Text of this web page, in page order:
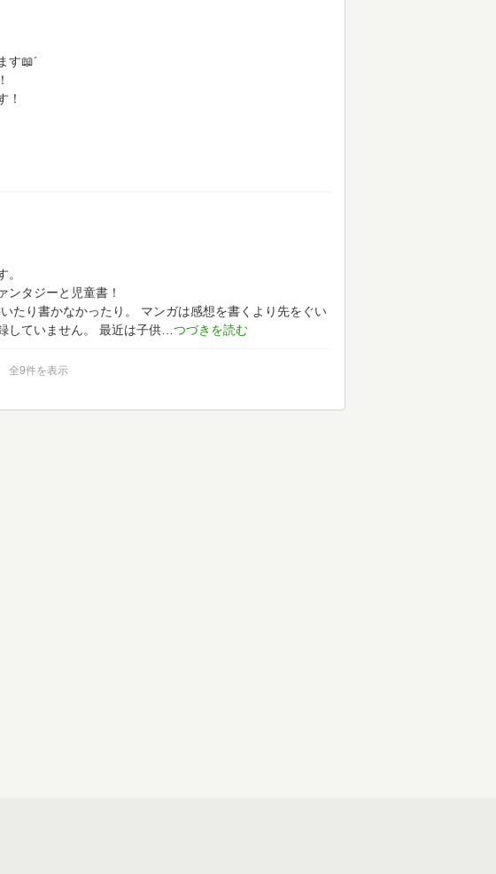
す📖´
！
ンタジーと児童書！
たり書かなかったり。
マンガは感想を書くより先をぐい
していません。
最近は子供
全9件を表示